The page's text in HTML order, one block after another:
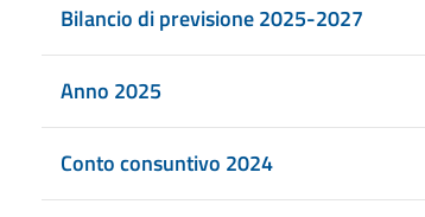
Bilancio di previsione 2025-2027
Anno 2025
Conto consuntivo 2024